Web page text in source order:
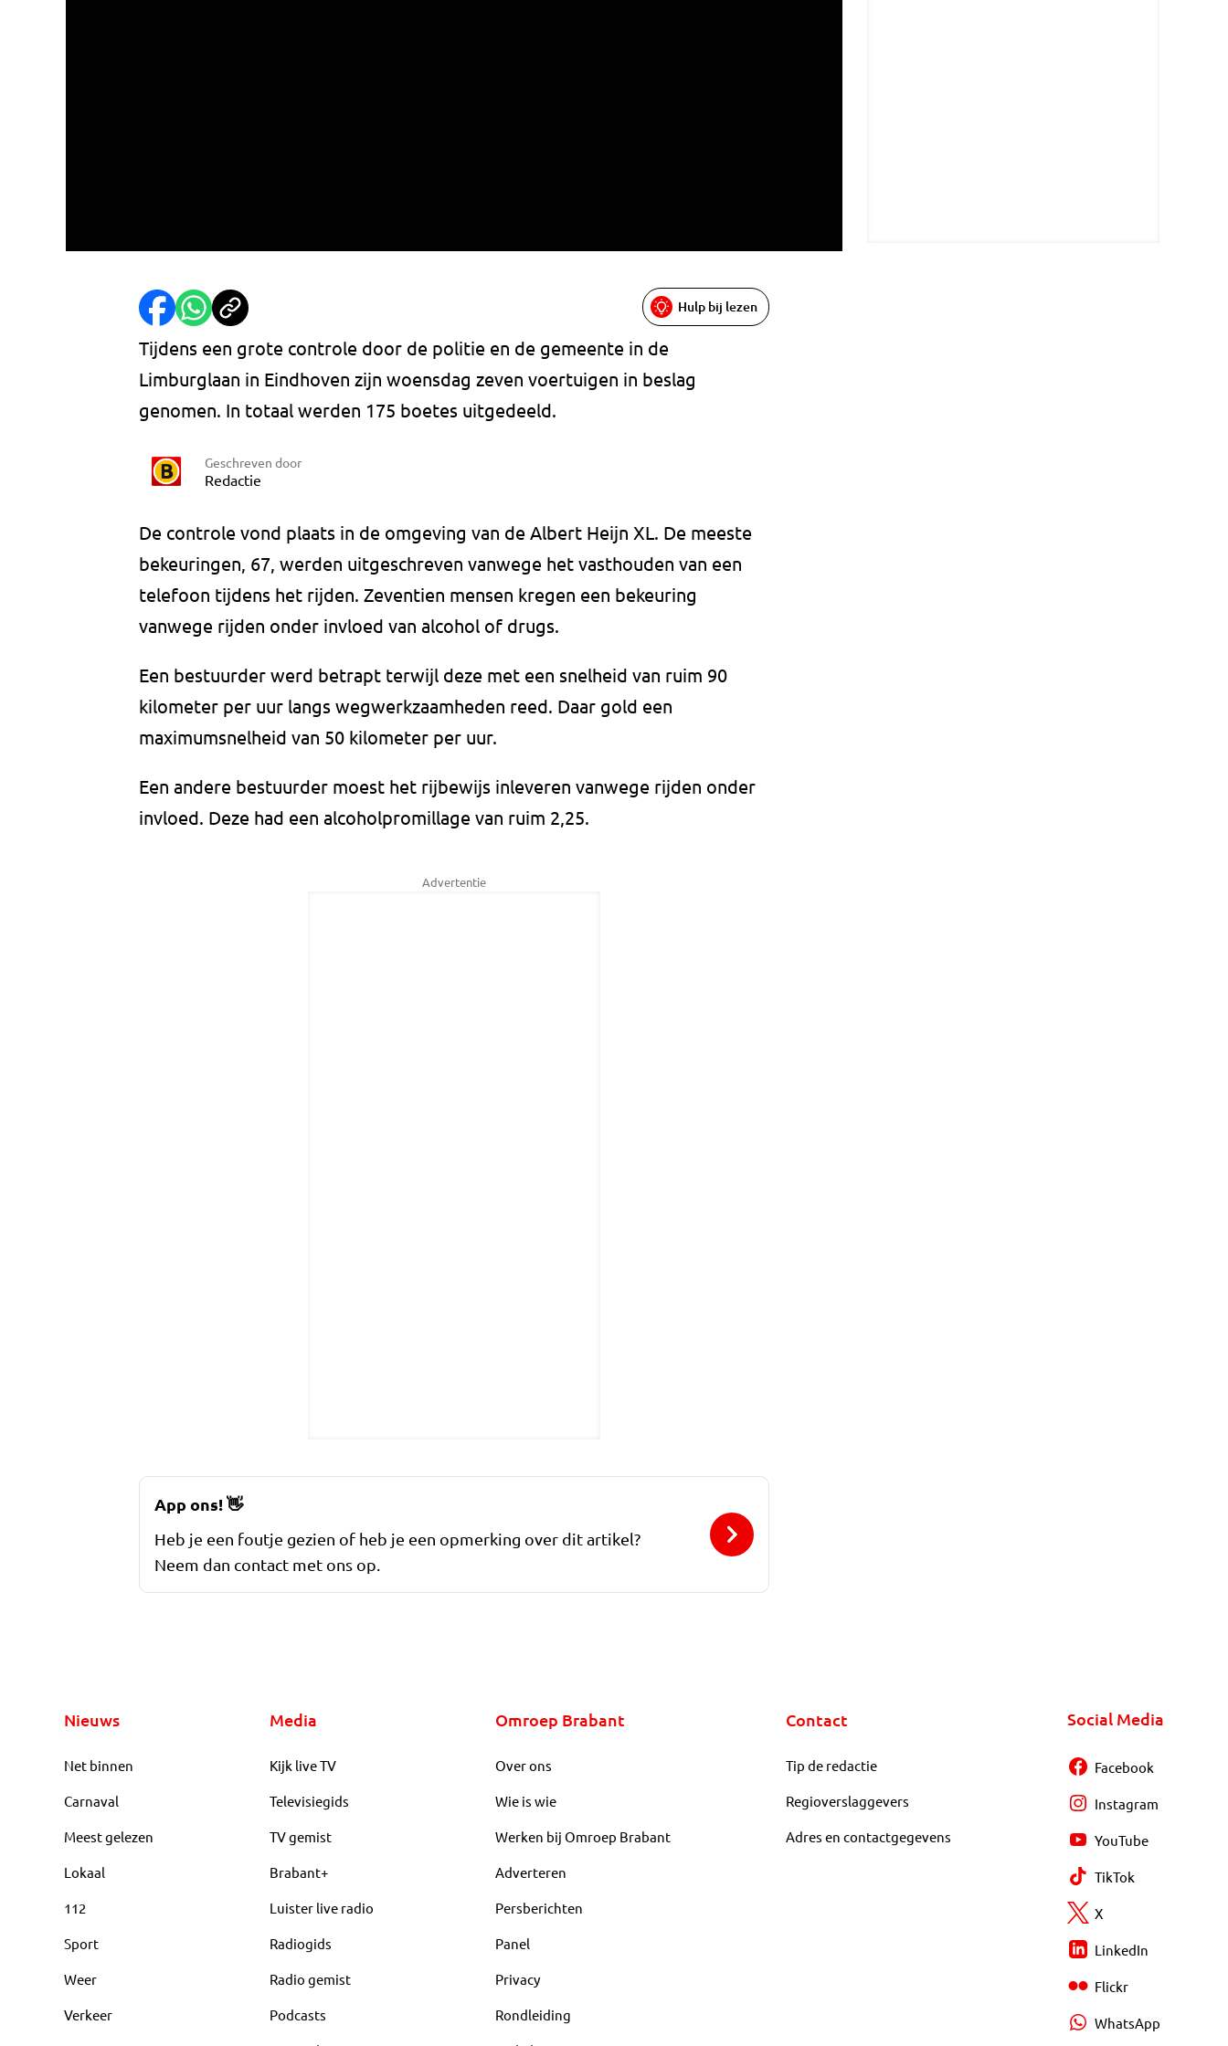
Hulp bij lezen
Tijdens een grote controle door de politie en de gemeente in de
Limburglaan in Eindhoven zijn woensdag zeven voertuigen in beslag
genomen. In totaal werden 175 boetes uitgedeeld.
Geschreven door
Redactie
De controle vond plaats in de omgeving van de Albert Heijn XL. De meeste
bekeuringen, 67, werden uitgeschreven vanwege het vasthouden van een
telefoon tijdens het rijden. Zeventien mensen kregen een bekeuring
vanwege rijden onder invloed van alcohol of drugs.
Een bestuurder werd betrapt terwijl deze met een snelheid van ruim 90
kilometer per uur langs wegwerkzaamheden reed. Daar gold een
maximumsnelheid van 50 kilometer per uur.
Een andere bestuurder moest het rijbewijs inleveren vanwege rijden onder
invloed. Deze had een alcoholpromillage van ruim 2,25.
Advertentie
App ons!👋
Heb je een foutje gezien of heb je een opmerking over dit artikel?
Neem dan contact met ons op.
Nieuws
Net binnen
Carnaval
Meest gelezen
Lokaal
112
Sport
Weer
Verkeer
Media
Kijk live TV
Televisiegids
TV gemist
Brabant+
Luister live radio
Radiogids
Radio gemist
Podcasts
Omroep Brabant
Over ons
Wie is wie
Werken bij Omroep Brabant
Adverteren
Persberichten
Panel
Privacy
Rondleiding
Contact
Tip de redactie
Regioverslaggevers
Adres en contactgegevens
Social Media
Facebook
Instagram
YouTube
TikTok
X
LinkedIn
Flickr
WhatsApp